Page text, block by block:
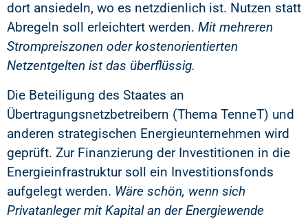
dort ansiedeln, wo es netzdienlich ist. Nutzen statt
Abregeln soll erleichtert werden. Mit mehreren
Strompreiszonen oder kostenorientierten
Netzentgelten ist das überflüssig.
Die Beteiligung des Staates an
Übertragungsnetzbetreibern (Thema TenneT) und
anderen strategischen Energieunternehmen wird
geprüft. Zur Finanzierung der Investitionen in die
Energieinfrastruktur soll ein Investitionsfonds
aufgelegt werden. Wäre schön, wenn sich
Privatanleger mit Kapital an der Energiewende